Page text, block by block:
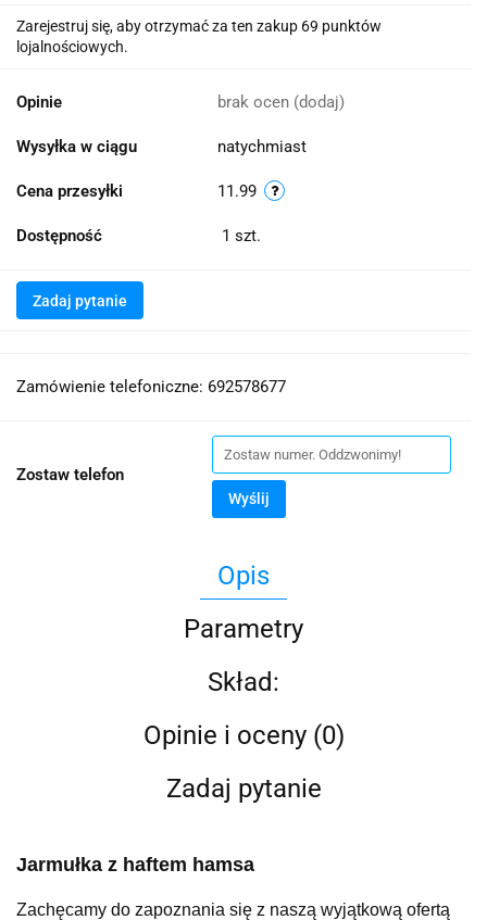
Zarejestruj się, aby otrzymać za ten zakup 69 punktów
lojalnościowych.
Opinie brak ocen (dodaj)
Wysyłka w ciągu natychmiast
Cena przesyłki 11.99
Dostępność 1 szt.
Zadaj pytanie
Zamówienie telefoniczne: 692578677
Zostaw telefon
Wyślij
Opis
Parametry
Skład:
Opinie i oceny (0)
Zadaj pytanie
Jarmułka z haftem hamsa
Zachęcamy do zapoznania się z naszą wyjątkową ofertą